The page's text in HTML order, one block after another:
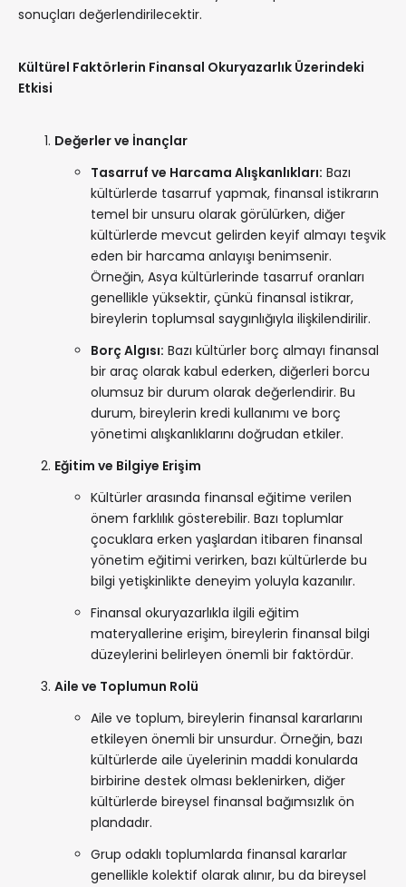
sonuçları değerlendirilecektir.
Kültürel Faktörlerin Finansal Okuryazarlık Üzerindeki
Etkisi
Değerler ve İnançlar
Tasarruf ve Harcama Alışkanlıkları: Bazı
kültürlerde tasarruf yapmak, finansal istikrarın
temel bir unsuru olarak görülürken, diğer
kültürlerde mevcut gelirden keyif almayı teşvik
eden bir harcama anlayışı benimsenir.
Örneğin, Asya kültürlerinde tasarruf oranları
genellikle yüksektir, çünkü finansal istikrar,
bireylerin toplumsal saygınlığıyla ilişkilendirilir.
Borç Algısı: Bazı kültürler borç almayı finansal
bir araç olarak kabul ederken, diğerleri borcu
olumsuz bir durum olarak değerlendirir. Bu
durum, bireylerin kredi kullanımı ve borç
yönetimi alışkanlıklarını doğrudan etkiler.
Eğitim ve Bilgiye Erişim
Kültürler arasında finansal eğitime verilen
önem farklılık gösterebilir. Bazı toplumlar
çocuklara erken yaşlardan itibaren finansal
yönetim eğitimi verirken, bazı kültürlerde bu
bilgi yetişkinlikte deneyim yoluyla kazanılır.
Finansal okuryazarlıkla ilgili eğitim
materyallerine erişim, bireylerin finansal bilgi
düzeylerini belirleyen önemli bir faktördür.
Aile ve Toplumun Rolü
Aile ve toplum, bireylerin finansal kararlarını
etkileyen önemli bir unsurdur. Örneğin, bazı
kültürlerde aile üyelerinin maddi konularda
birbirine destek olması beklenirken, diğer
kültürlerde bireysel finansal bağımsızlık ön
plandadır.
Grup odaklı toplumlarda finansal kararlar
genellikle kolektif olarak alınır, bu da bireysel